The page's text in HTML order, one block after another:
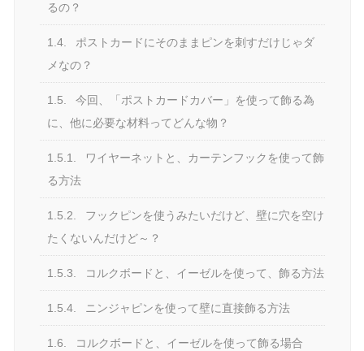
るの？
1.4.
ポストカードにそのままピンを刺すだけじゃダ
メなの？
1.5.
今回、「ポストカードカバー」を使って飾る為
に、他に必要な材料ってどんな物？
1.5.1.
ワイヤーネットと、カーテンフックを使って飾
る方法
1.5.2.
フックピンを使うみたいだけど、壁に穴を空け
たくないんだけど～？
1.5.3. コルクボードと、イーゼルを使って、飾る方法
1.5.4. ニンジャピンを使って壁に直接飾る方法
1.6.
コルクボードと、イーゼルを使って飾る場合